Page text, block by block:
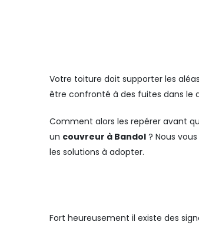
Votre toiture doit supporter les
être confronté à des fuites dans le
Comment alors les repérer avant
un couvreur à Bandol ? Nous
les solutions à adopter.
Fort heureusement il existe des